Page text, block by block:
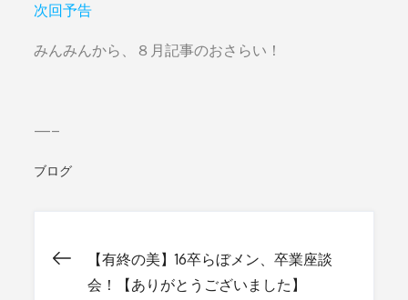
次回予告
みんみんから、８月記事のおさらい！
—–
ブログ
投 【有終の美】16卒らぼメン、卒業座談
会！【ありがとうございました】